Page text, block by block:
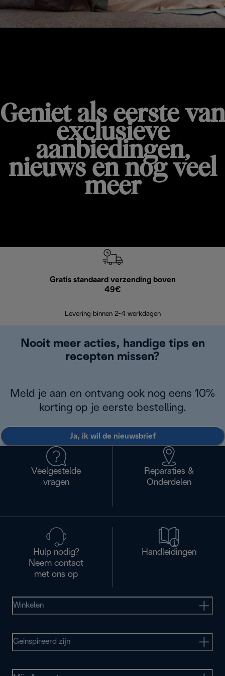
Geniet als eerste van
exclusieve
aanbiedingen,
nieuws en nog veel
meer
Gratis standaard verzending boven
49€
Levering binnen 2-4 werkdagen
Nooit meer acties, handige tips en
recepten missen?
Meld je aan en ontvang ook nog eens 10%
korting op je eerste bestelling.
Ja, ik wil de nieuwsbrief
Veelgestelde
vragen
Reparaties &
Onderdelen
Hulp nodig?
Neem contact
met ons op
Handleidingen
Winkelen
Geinspireerd zijn